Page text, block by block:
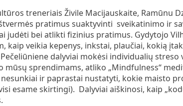
treneriais Živile Macijauskaite, Ramūnu
pratimus suaktyvinti sveikatinimo ir
judėti bei atlikti fizinius pratimus. Gydytojo
kaip veikia kepenys, inkstai, plaučiai, kokią
dalyviai mokėsi individualių
sprendimams, atliko „Mindfulness“
ir paprastai nustatyti, kokie maisto
esame skirtingi). Dalyviai aiškinosi, kaip